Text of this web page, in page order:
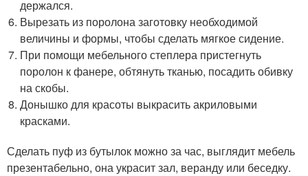
держался.
Вырезать из поролона заготовку необходимой
величины и формы, чтобы сделать мягкое сидение.
При помощи мебельного степлера пристегнуть
поролон к фанере, обтянуть тканью, посадить обивку
на скобы.
Донышко для красоты выкрасить акриловыми
красками.
Сделать пуф из бутылок можно за час, выглядит мебель
презентабельно, она украсит зал, веранду или беседку.